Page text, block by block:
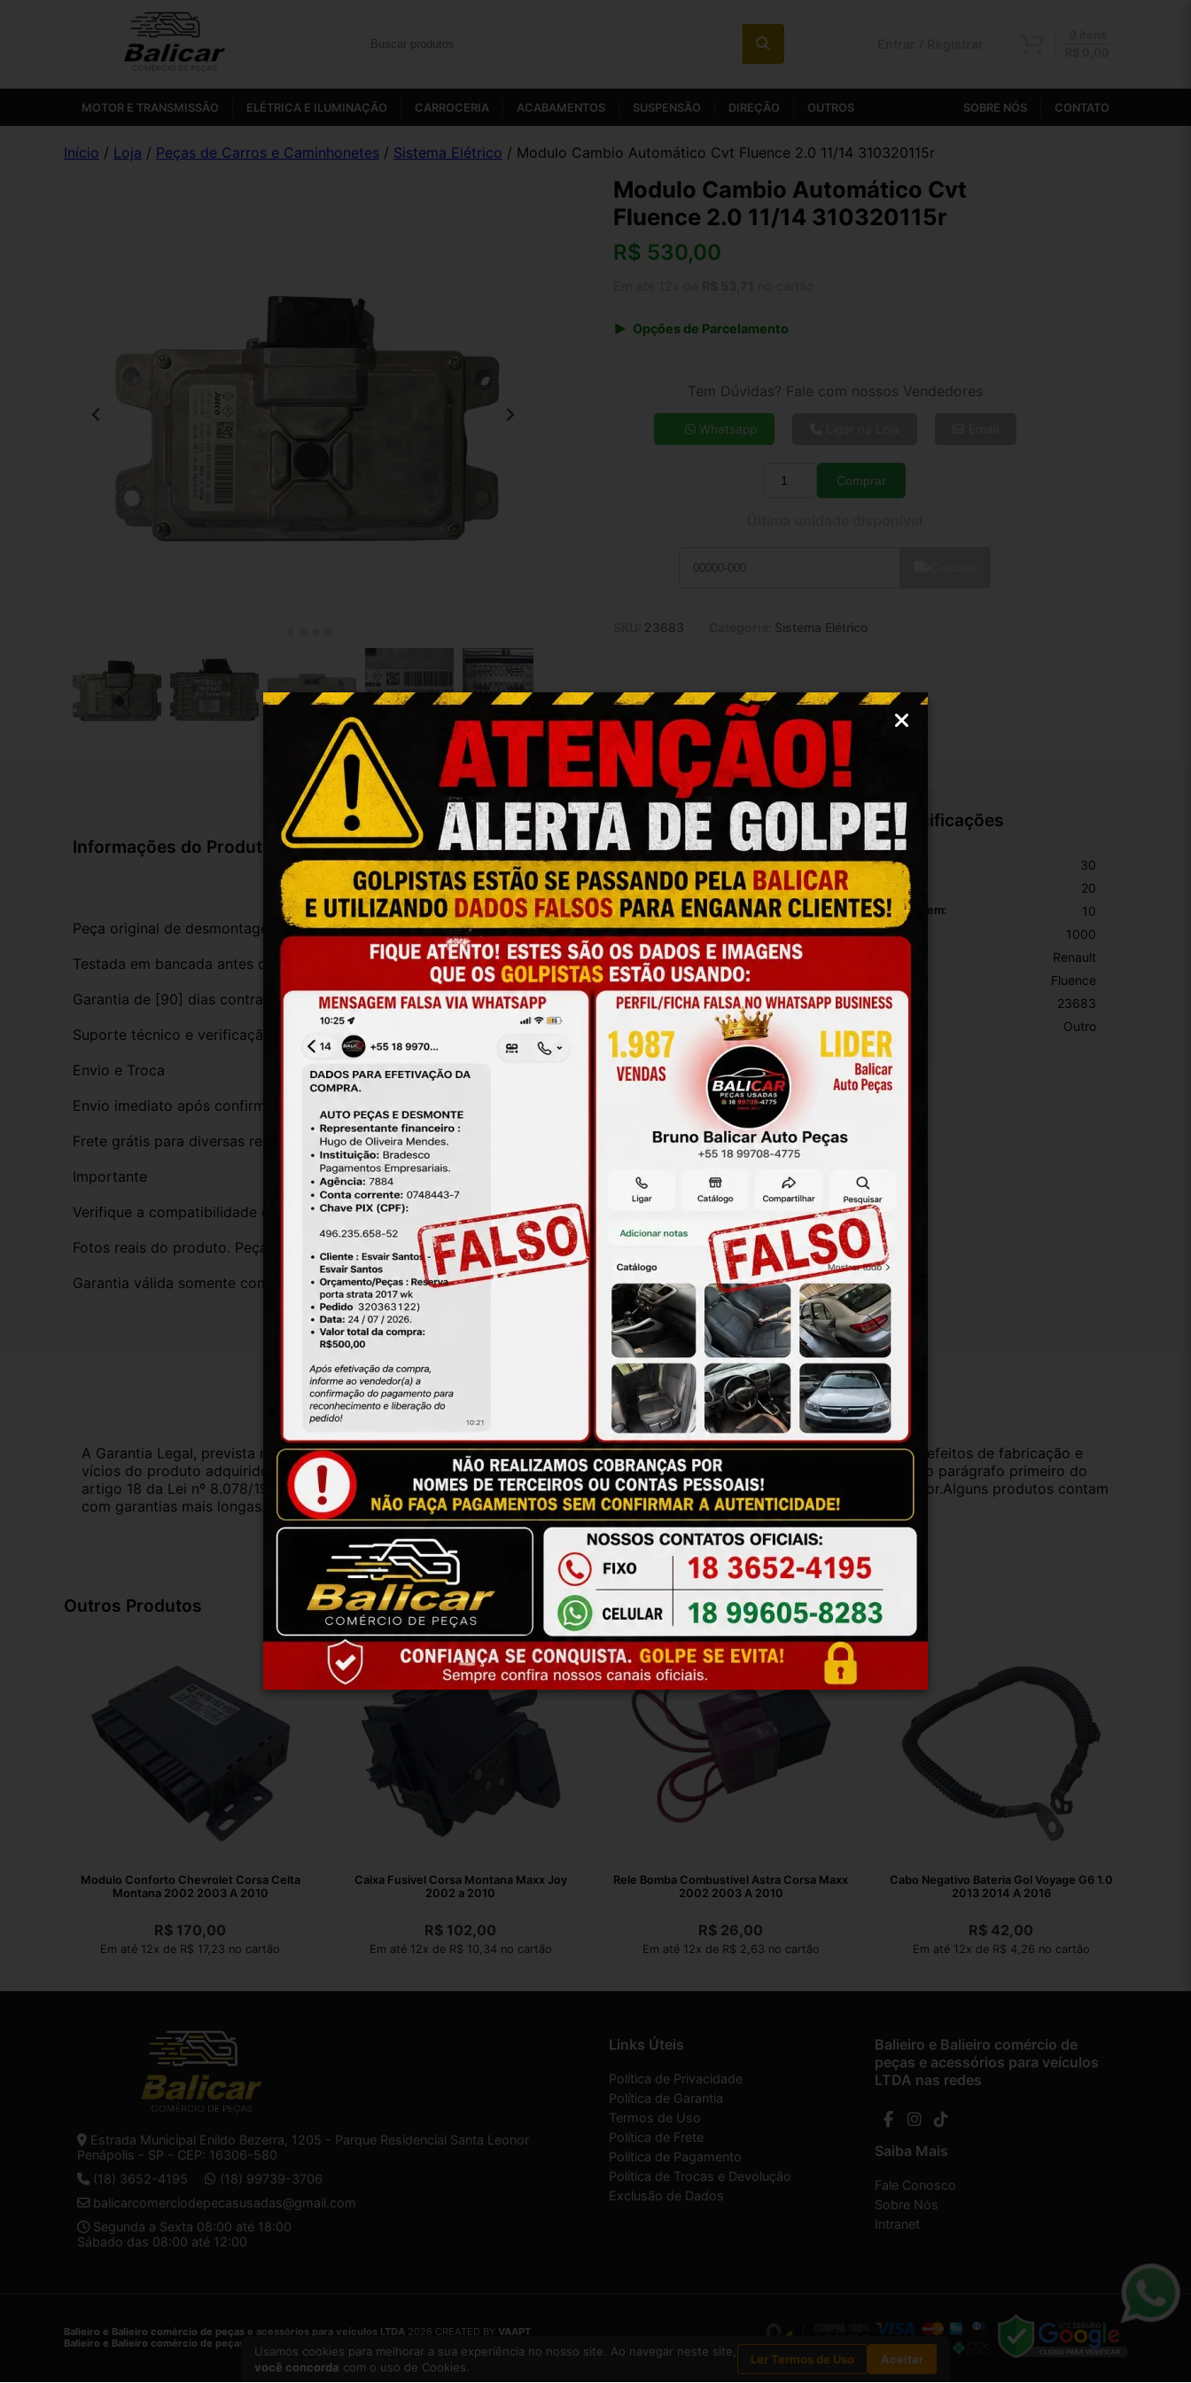
MOTOR E TRANSMISSÃO ELÉTRICA E ILUMINAÇÃO CARROCERIA ACABAMENTOS SUSPENSÃO DIREÇÃO OUTROS SOBRE NÓS CONTATO
Início / Loja / Peças de Carros e Caminhonetes / Sistema Elétrico / Modulo Cambio Automático Cvt Fluence 2.0 11/14 310320115r
Modulo Cambio Automático Cvt
Fluence 2.0 11/14 310320115r
R$ 530,00
Opções de Parcelamento
7x de R$ 86,86
9x de R$ 69,31
Tem Dúvidas? Fale com nossos Vendedores
Whatsapp
Quantidade
Comprar
23683 Sistema Elétrico
Informações do Produto
Peça original de desmontagem, com procedência e qualidade
Testada em bancada antes do envio
Garantia de [90] dias contra defeitos de funcionamento
Suporte técnico e verificação de compatibilidade antes da compra
Envio e Troca
Envio imediato após confirmação da compra
Frete grátis para diversas regiões do Brasil
Importante
Verifique a compatibilidade com seu veículo. Tire suas dúvidas no campo de perguntas!
Fotos reais do produto. Peça exatamente igual à das imagens.
Garantia válida somente com instalação por profissional qualificado.
Especificações
Altura Da Embalagem: 30
Largura Da Embalagem: 20
Comprimento Da Embalagem: 10
Peso Da Embalagem: 1000
Marca: Renault
Fluence
SKU: 23683
Outro
Garantia Certificado de Procedência Troca e Devolução
A Garantia Legal, prevista no Código de Defesa do Consumidor, é de 90 (noventa) dias a partir da data da compra e cobre defeitos de fabricação e
vícios do produto adquirido.Na impossibilidade de reparar o produto, o cliente poderá escolher dentre as opções previstas no parágrafo primeiro do
artigo 18 da Lei nº 8.078/1990, ou, ainda, a utilização do crédito como parte do pagamento de outro produto de valor superior.Alguns produtos contam
com garantias mais longas. Consulte nossos vendedores. A ga...
Ler mais
Outros Produtos
Modulo Conforto Chevrolet Corsa Celta
Montana 2002 2003 A 2010
R$ 170,00
Em até 12x de R$ 17,23 no cartão
Caixa Fusivel Corsa Montana Maxx Joy
2002 a 2010
R$ 102,00
Em até 12x de R$ 10,34 no cartão
Rele Bomba Combustivel Astra Corsa Maxx
2002 2003 A 2010
R$ 26,00
Em até 12x de R$ 2,63 no cartão
Cabo Negativo Bateria Gol Voyage G6 1.0
2013 2014 A 2016
R$ 42,00
Em até 12x de R$ 4,26 no cartão
Estrada Municipal Enildo Bezerra, 1205 - Parque Residencial Santa Leonor
Penápolis - SP - CEP: 16306-580
(18) 3652-4195
(18) 99739-3706
balicarcomerciodepecasusadas@gmail.com
Segunda a Sexta 08:00 até 18:00
Sábado das 08:00 até 12:00
Links Úteis
Política de Privacidade
Política de Garantia
Termos de Uso
Política de Frete
Política de Pagamento
Política de Trocas e Devolução
Exclusão de Dados
Balieiro e Balieiro comércio de
peças e acessórios para veículos
LTDA nas redes
Saiba Mais
Fale Conosco
Sobre Nós
Intranet
Balieiro e Balieiro comércio de peças e acessórios para veículos LTDA 2026 CREATED BY VAAPT
Balieiro e Balieiro comércio de peças e acessórios para veículos LTDA
Usamos cookies para melhorar a sua experiência no nosso site. Ao navegar neste site,
você concorda com o uso de Cookies.
Ler Termos de Uso Aceitar